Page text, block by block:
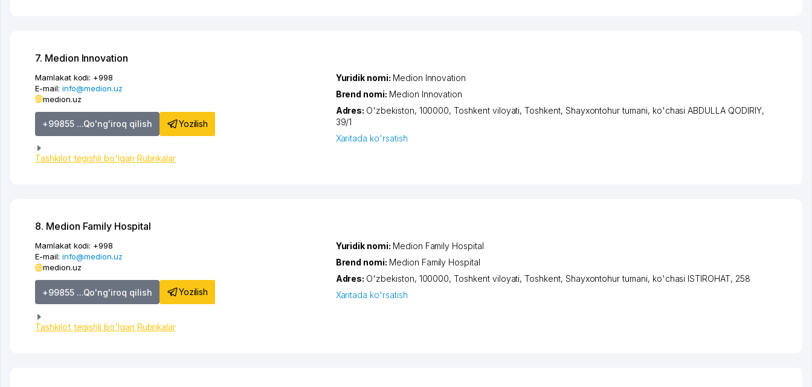
7. Medion Innovation
Mamlakat kodi: +998
E-mail: info@medion.uz
medion.uz
+99855 ...Qo'ng'iroq qilish Yozilish
Tashkilot tegishli bo'lgan Rubrikalar
Yuridik nomi: Medion Innovation
Brend nomi: Medion Innovation
Adres: O'zbekiston, 100000,Toshkent viloyati,Toshkent, Shayxontohur tumani, ko'chasi ABDULLA QODIRIY,
39/1
Xaritada ko'rsatish
8. Medion Family Hospital
Mamlakat kodi: +998
E-mail: info@medion.uz
medion.uz
+99855 ...Qo'ng'iroq qilish Yozilish
Tashkilot tegishli bo'lgan Rubrikalar
Yuridik nomi: Medion Family Hospital
Brend nomi: Medion Family Hospital
Adres: O'zbekiston, 100000,Toshkent viloyati,Toshkent, Shayxontohur tumani, ko'chasi ISTIROHAT, 258
Xaritada ko'rsatish